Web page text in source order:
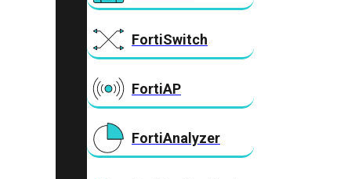
FortiSwitch
FortiAP
FortiAnalyzer